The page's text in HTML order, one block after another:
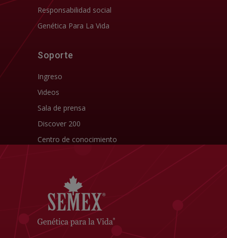
Responsabilidad social
Genética Para La Vida
Soporte
Ingreso
Videos
Sala de prensa
Discover 200
Centro de conocimiento